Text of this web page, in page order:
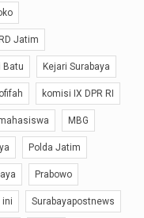
Jatim
Batu Kejari Surabaya
komisi IX DPR RI
MBG
Polda Jatim
Prabowo
ini Surabayapostnews